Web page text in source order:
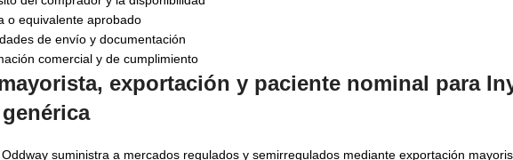
o equivalente aprobado
de envío y documentación
comercial y de cumplimiento
exportación y paciente nominal para
suministra a mercados regulados y semirregulados mediante exportación